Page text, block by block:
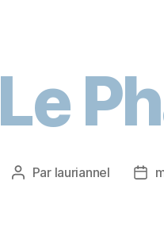
Le
Par lauriannel